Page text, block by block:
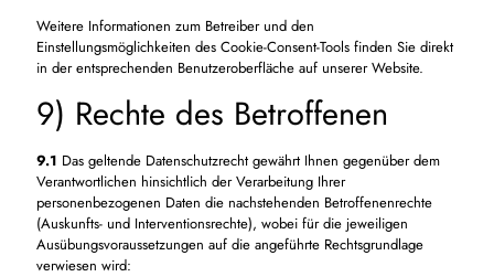
Weitere Informationen zum Betreiber und den
Einstellungsmöglichkeiten des Cookie-Consent-Tools finden Sie direkt
in der entsprechenden Benutzeroberfläche auf unserer Website.
9) Rechte des Betroffenen
9.1 Das geltende Datenschutzrecht gewährt Ihnen gegenüber dem
Verantwortlichen hinsichtlich der Verarbeitung Ihrer
personenbezogenen Daten die nachstehenden Betroffenenrechte
(Auskunfts- und Interventionsrechte), wobei für die jeweiligen
Ausübungsvoraussetzungen auf die angeführte Rechtsgrundlage
verwiesen wird: